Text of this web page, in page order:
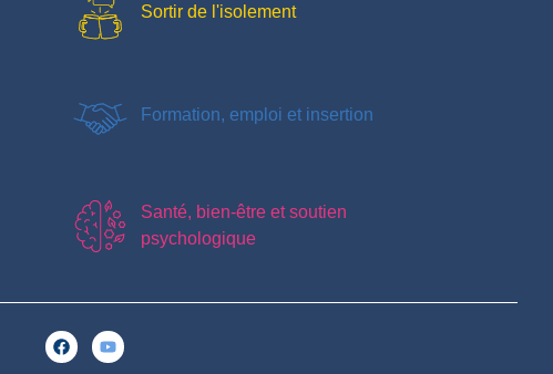
Sortir de l'isolement
Formation, emploi et insertion
Santé, bien-être et soutien
psychologique